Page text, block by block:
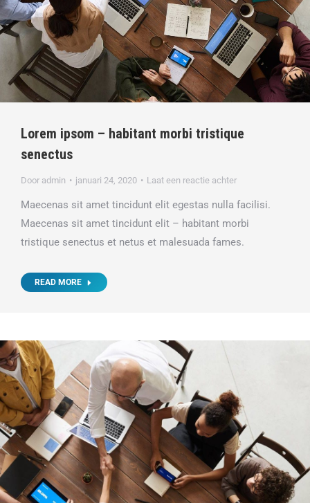
Lorem ipsom – habitant morbi tristique
senectus
Door admin januari 24, 2020 Laat een reactie achter
Maecenas sit amet tincidunt elit egestas nulla facilisi.
Maecenas sit amet tincidunt elit – habitant morbi
tristique senectus et netus et malesuada fames.
READ MORE